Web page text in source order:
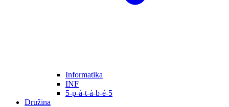
Informatika
INF
5-p-á-t-á-b-é-5
Družina